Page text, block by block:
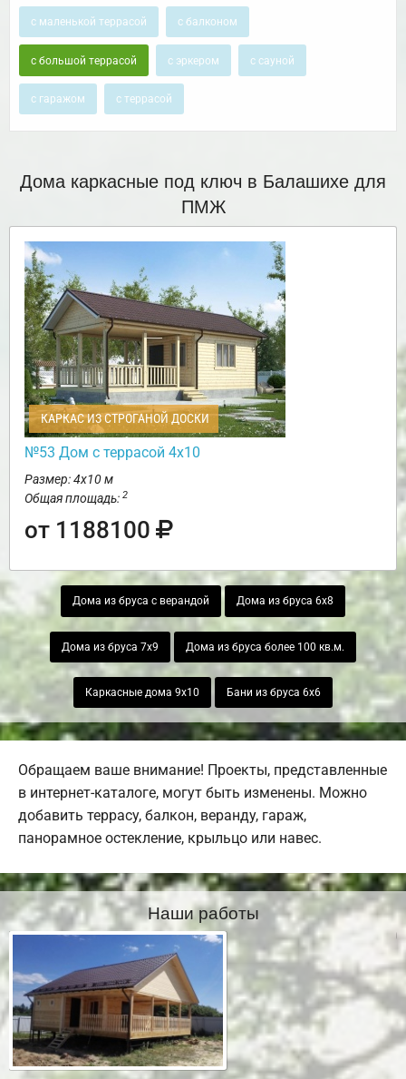
с маленькой террасой с балконом
с большой террасой с эркером с сауной
с гаражом с террасой
Дома каркасные под ключ в Балашихе для
ПМЖ
КАРКАС ИЗ СТРОГАНОЙ ДОСКИ
№53 Дом с террасой 4х10
Размер: 4х10 м
Общая площадь: 2
от 1188100
Дома из бруса с верандой Дома из бруса 6х8
Дома из бруса 7х9 Дома из бруса более 100 кв.м.
Каркасные дома 9х10 Бани из бруса 6х6
Обращаем ваше внимание! Проекты, представленные
в интернет-каталоге, могут быть изменены. Можно
добавить террасу, балкон, веранду, гараж,
панорамное остекление, крыльцо или навес.
Наши работы